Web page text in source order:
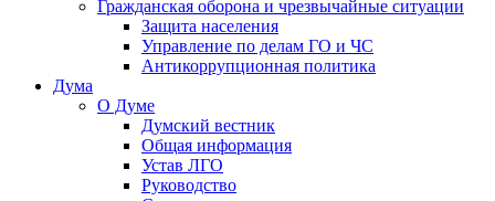
Гражданская оборона и чрезвычайные ситуации
Защита населения
Управление по делам ГО и ЧС
Антикоррупционная политика
Дума
О Думе
Думский вестник
Общая информация
Устав ЛГО
Руководство